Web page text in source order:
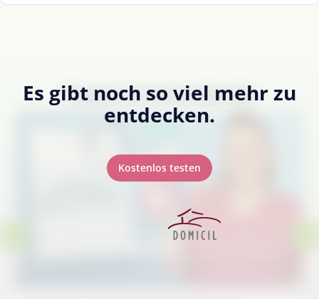
Es gibt noch so viel mehr zu
entdecken.
Kostenlos testen
Expertenstandards